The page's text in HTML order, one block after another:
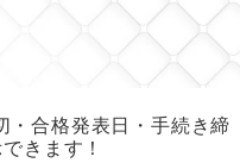
・合格発表日・手続き締
きます！